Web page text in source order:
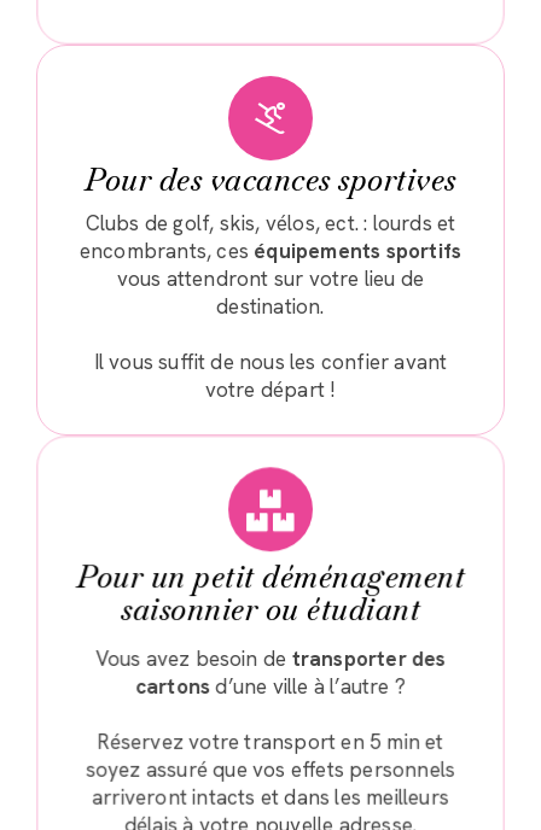
Pour des vacances sportives
Clubs de golf, skis, vélos, ect. : lourds et
encombrants, ces équipements sportifs
vous attendront sur votre lieu de
destination.
Il vous suffit de nous les confier avant
votre départ !
Pour un petit déménagement
saisonnier ou étudiant
Vous avez besoin de transporter des
cartonsd’une ville à l’autre ?
Réservez votre transport en 5 min et
soyez assuré que vos effets personnels
arriveront intacts et dans les meilleurs